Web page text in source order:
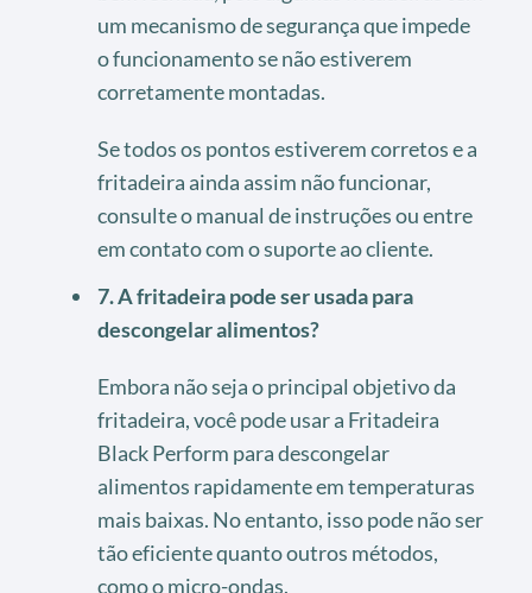
um mecanismo de segurança que impede
o funcionamento se não estiverem
corretamente montadas.
Se todos os pontos estiverem corretos e a
fritadeira ainda assim não funcionar,
consulte o manual de instruções ou entre
em contato com o suporte ao cliente.
7. A fritadeira pode ser usada para
descongelar alimentos?
Embora não seja o principal objetivo da
fritadeira, você pode usar a Fritadeira
Black Perform para descongelar
alimentos rapidamente em temperaturas
mais baixas. No entanto, isso pode não ser
tão eficiente quanto outros métodos,
como o micro-ondas.